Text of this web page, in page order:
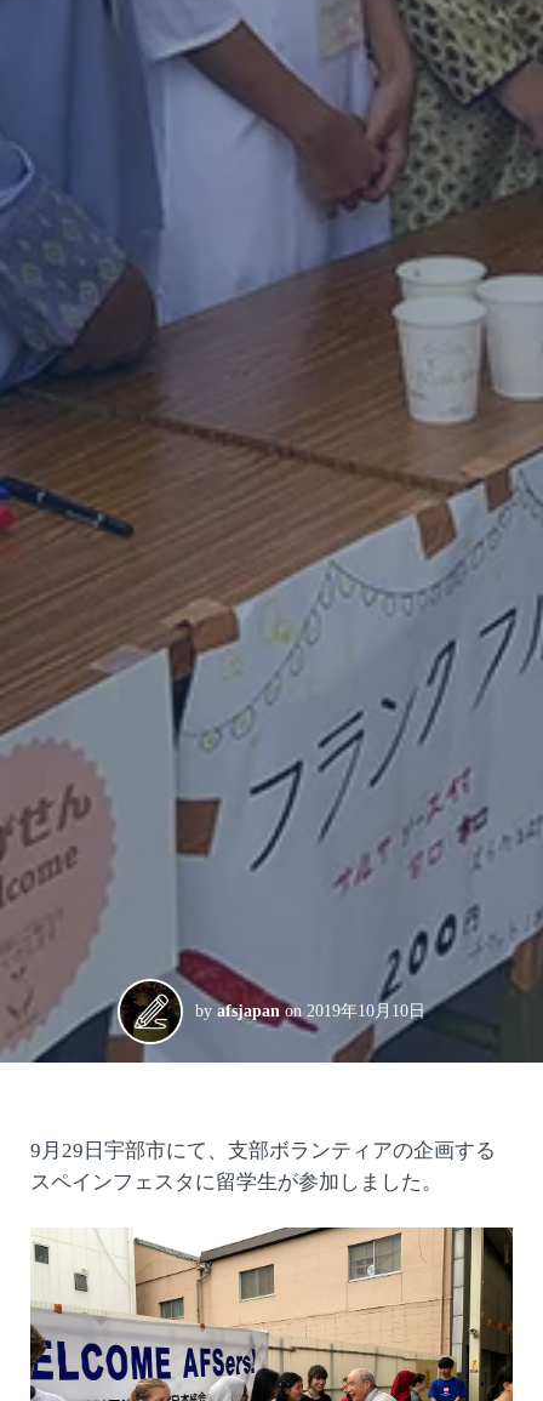
by afsjapan on 2019年10月10日
9月29日宇部市にて、支部ボランティアの企画する
スペインフェスタに留学生が参加しました。